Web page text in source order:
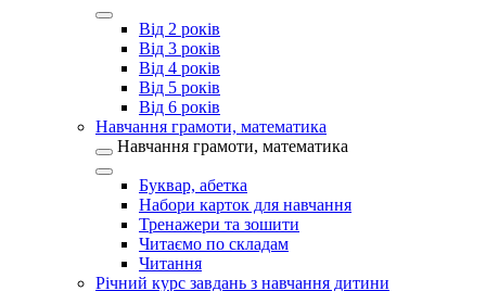
Від 2 років
Від 3 років
Від 4 років
Від 5 років
Від 6 років
Навчання грамоти, математика
Навчання грамоти, математика
Буквар, абетка
Набори карток для навчання
Тренажери та зошити
Читаємо по складам
Читання
Річний курс завдань з навчання дитини